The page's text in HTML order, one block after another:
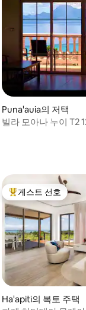
만점), 후기 50개
Puna'auia의 저택
빌라 모아나 누이 T2
상위 게스트 선호
게스트 선호
Ha'apiti의 복토 주택